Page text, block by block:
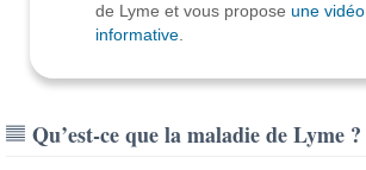
de Lyme et vous proposeune vidéo
informative
Qu’est-ce que la maladie de Lyme ?